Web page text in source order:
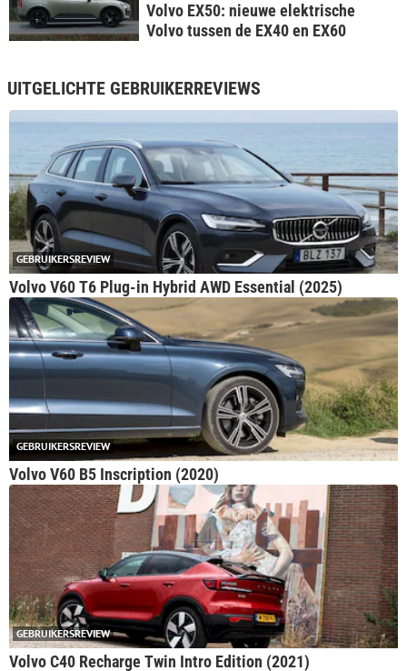
Volvo EX50: nieuwe elektrische
Volvo tussen de EX40 en EX60
UITGELICHTE GEBRUIKERREVIEWS
GEBRUIKERSREVIEW
Volvo V60 T6 Plug-in Hybrid AWD Essential (2025)
GEBRUIKERSREVIEW
Volvo V60 B5 Inscription (2020)
GEBRUIKERSREVIEW
Volvo C40 Recharge Twin Intro Edition (2021)